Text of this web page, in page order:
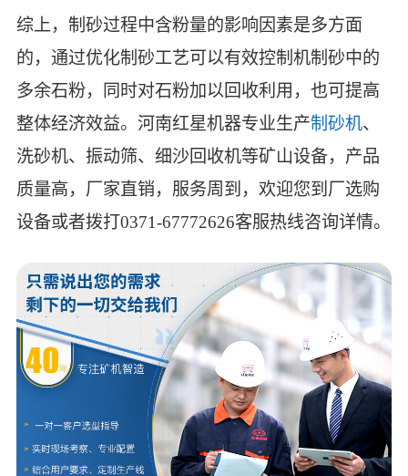
综上，制砂过程中含粉量的影响因素是多方面
的，通过优化制砂工艺可以有效控制机制砂中的
多余石粉，同时对石粉加以回收利用，也可提高
整体经济效益。河南红星机器专业生产制砂机、
洗砂机、振动筛、细沙回收机等矿山设备，产品
质量高，厂家直销，服务周到，欢迎您到厂选购
设备或者拨打0371-67772626客服热线咨询详情。